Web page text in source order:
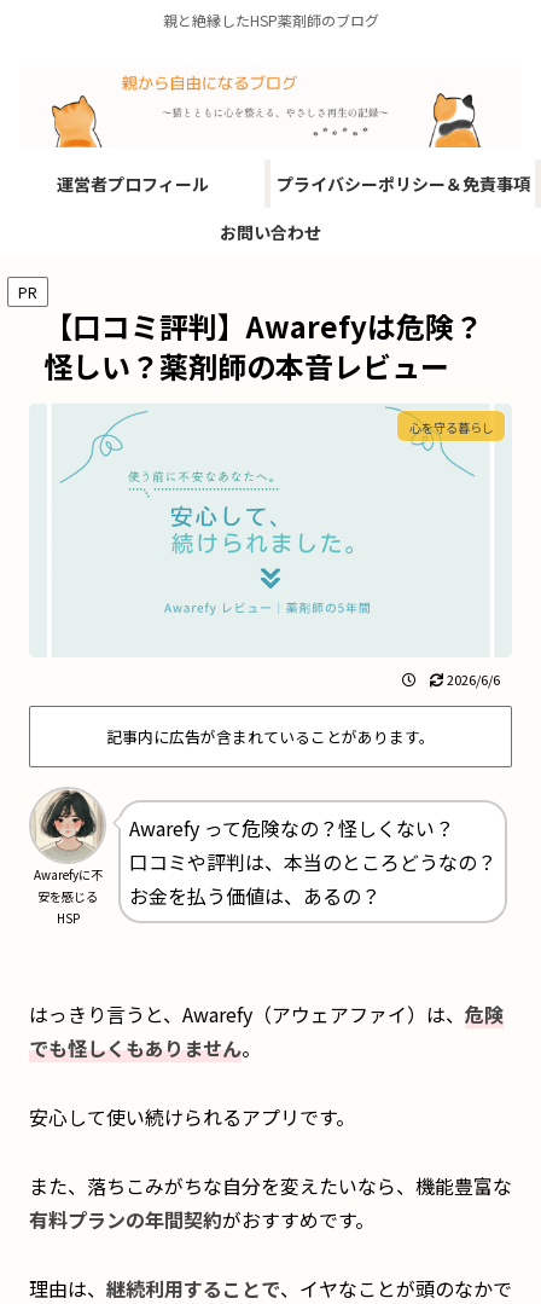
親と絶縁したHSP薬剤師のブログ
運営者プロフィール
プライバシーポリシー＆免責事項
お問い合わせ
PR
【口コミ評判】Awarefyは危険？
怪しい？薬剤師の本音レビュー
心を守る暮らし
2026/6/6
記事内に広告が含まれていることがあります。
Awarefyに不
安を感じる
HSP
Awarefy って危険なの？怪しくない？
口コミや評判は、本当のところどうなの？
お金を払う価値は、あるの？
はっきり言うと、Awarefy（アウェアファイ）は、 危険
でも怪しくもありません。
安心して使い続けられるアプリです。
また、落ちこみがちな自分を変えたいなら、機能豊富な
有料プランの年間契約がおすすめです。
理由は、 継続利用することで、イヤなことが頭のなかで